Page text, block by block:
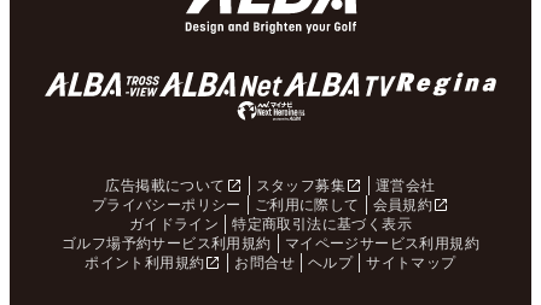
広告掲載について スタッフ募集
運営会社
プライバシーポリシー
ご利用に際して
会員規約
ガイドライン
特定商取引法に基づく表示
ゴルフ場予約サービス利用規約
マイページサービス利用規約
ポイント利用規約
お問合せ ヘルプ サイトマップ